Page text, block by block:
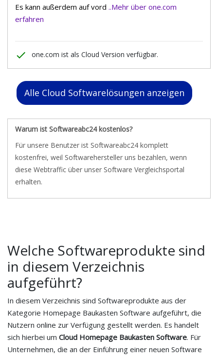
Es kann außerdem auf vord ..Mehr über one.com
erfahren
done one.com ist als Cloud Version verfügbar.
Alle Cloud Softwarelösungen anzeigen
Warum ist Softwareabc24 kostenlos?
Für unsere Benutzer ist Softwareabc24 komplett
kostenfrei, weil Softwarehersteller uns bezahlen, wenn
diese Webtraffic über unser Software Vergleichsportal
erhalten.
Welche Softwareprodukte sind
in diesem Verzeichnis
aufgeführt?
In diesem Verzeichnis sind Softwareprodukte aus der
Kategorie Homepage Baukasten Software aufgeführt, die
Nutzern online zur Verfügung gestellt werden. Es handelt
sich hierbei um Cloud Homepage Baukasten Software. Für
Unternehmen, die an der Einführung einer neuen Software